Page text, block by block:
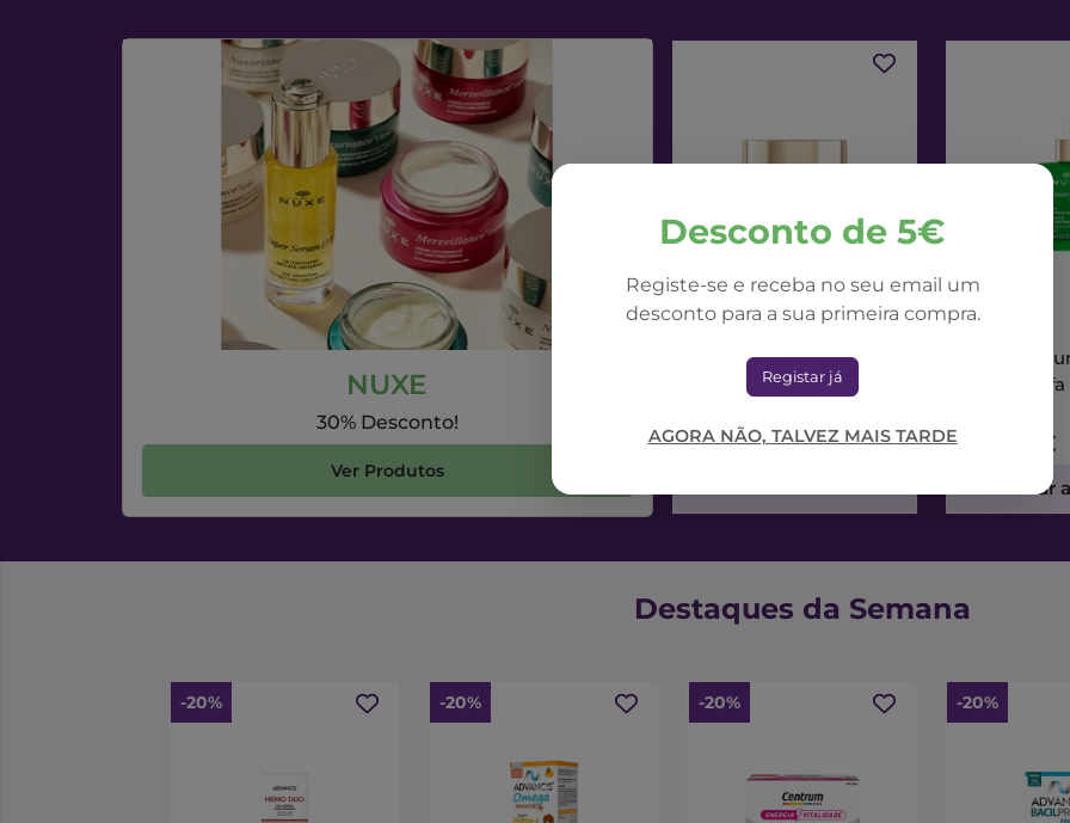
Desconto de 5€
Registe-se e receba no seu email um
desconto para a sua primeira compra.
Registar já
AGORA NÃO, TALVEZ MAIS TARDE
NUXE
30% Desconto!
Ver Produtos
NUXE
Nuxe Nuxuriance Ultra
Creme Dia Alfa 3R
71,42€
Nuxe
Sérum
73,56€
Adicionar
Destaques da Semana
-20% -20% -20% -20%